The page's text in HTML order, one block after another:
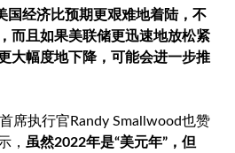
国经济比预期更艰难地着陆，不
而且如果美联储更迅速地放松紧
大幅度地下降，可能会进一步推
席执行官Randy Smallwood也赞
， 虽然2022年是“美元年”，但